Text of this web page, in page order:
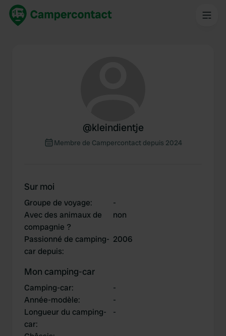
@kleindientje
Membre de Campercontact depuis 2024
Sur moi
Groupe de voyage:
-
Avec des animaux de
compagnie ?
non
Passionné de camping-
car depuis:
2006
Mon camping-car
Camping-car:
-
Année-modèle:
-
Longueur du camping-
car:
-